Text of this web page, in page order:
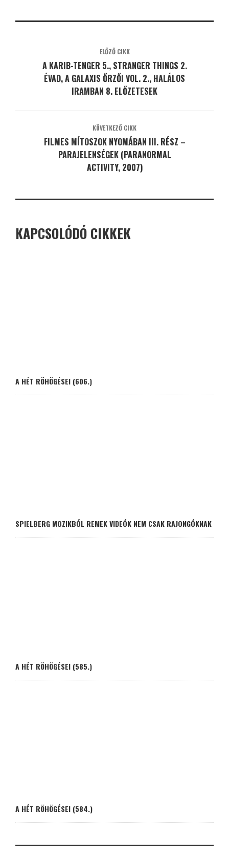
ELŐZŐ CIKK
A KARIB-TENGER 5., STRANGER THINGS 2.
ÉVAD, A GALAXIS ŐRZŐI VOL. 2., HALÁLOS
IRAMBAN 8. ELŐZETESEK
KÖVETKEZŐ CIKK
FILMES MÍTOSZOK NYOMÁBAN III. RÉSZ –
PARAJELENSÉGEK (PARANORMAL
ACTIVITY, 2007)
KAPCSOLÓDÓ CIKKEK
A HÉT RÖHÖGÉSEI (606.)
SPIELBERG MOZIKBÓL REMEK VIDEÓK NEM CSAK RAJONGÓKNAK
A HÉT RÖHÖGÉSEI (585.)
A HÉT RÖHÖGÉSEI (584.)